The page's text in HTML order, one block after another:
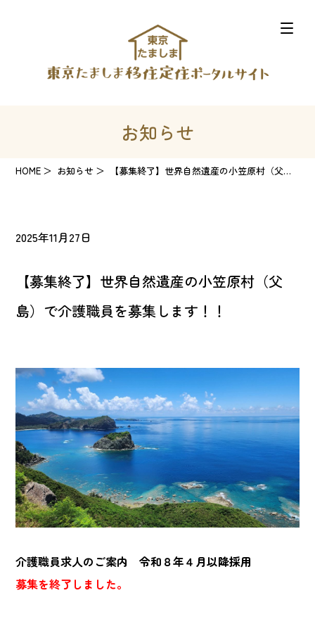
お知らせ
HOME お知らせ 【募集終了】世界自然遺産の小笠原村（父島）で介護職員を募集します！！
2025年11月27日
【募集終了】世界自然遺産の小笠原村（父
島）で介護職員を募集します！！
介護職員求人のご案内 令和８年４月以降採用
募集を終了しました。